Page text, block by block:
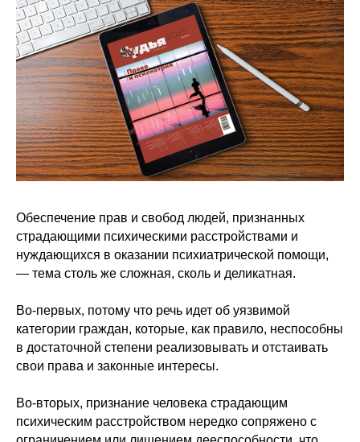
Обеспечение прав и свобод людей, признанных
страдающими психическими расстройствами и
нуждающихся в оказании психиатрической помощи,
— тема столь же сложная, сколь и деликатная.
Во-первых, потому что речь идет об уязвимой
категории граждан, которые, как правило, неспособны
в достаточной степени реализовывать и отстаивать
свои права и законные интересы.
Во-вторых, признание человека страдающим
психическим расстройством нередко сопряжено с